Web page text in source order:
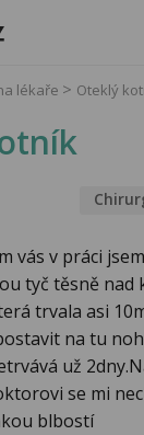
lékaře Oteklý
vás v práci
tyč těsně nad
trvala asi
na tu
už
se mi
blbostí